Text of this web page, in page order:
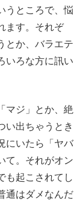
うところで、悩
ます。それぞ
とか、バラエテ
いろな方に訊い
マジ」とか、絶
い出ちゃうとき
にいたら「ヤバ
て。それがオン
も起こされてし
通はダメなんだ